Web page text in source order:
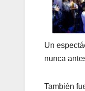
Un
nunca
También